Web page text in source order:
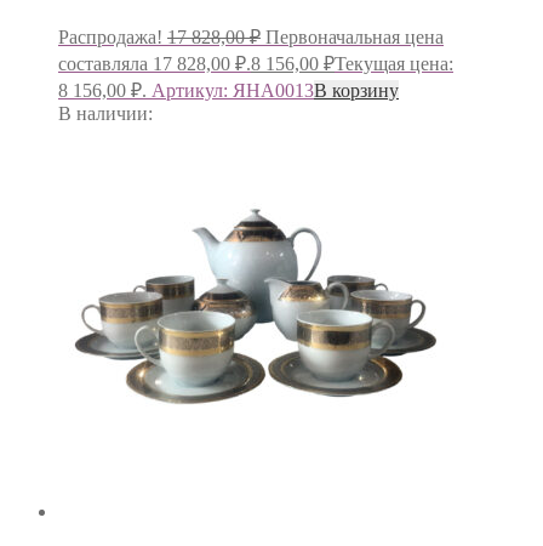
Распродажа! 17 828,00₽ Первоначальная цена
составляла 17 828,00 ₽.8 156,00 ₽Текущая цена:
8 156,00 ₽. Артикул: ЯНА0013В корзину
В наличии: